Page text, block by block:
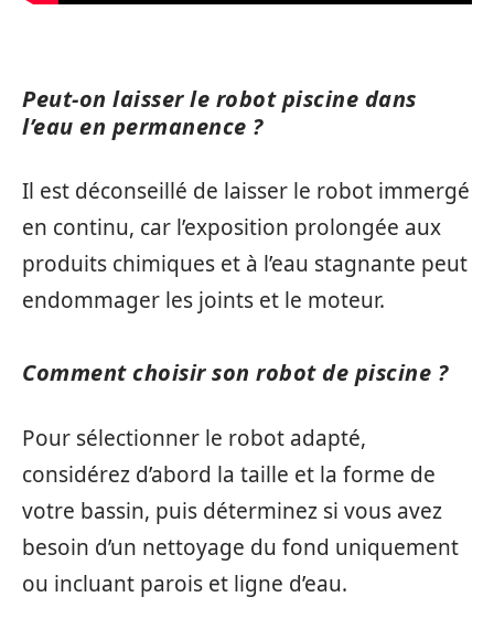
Peut-on laisser le robot piscine dans
l’eau en permanence ?
Il est déconseillé de laisser le robot immergé
en continu, car l’exposition prolongée aux
produits chimiques et à l’eau stagnante peut
endommager les joints et le moteur.
Comment choisir son robot de piscine ?
Pour sélectionner le robot adapté,
considérez d’abord la taille et la forme de
votre bassin, puis déterminez si vous avez
besoin d’un nettoyage du fond uniquement
ou incluant parois et ligne d’eau.